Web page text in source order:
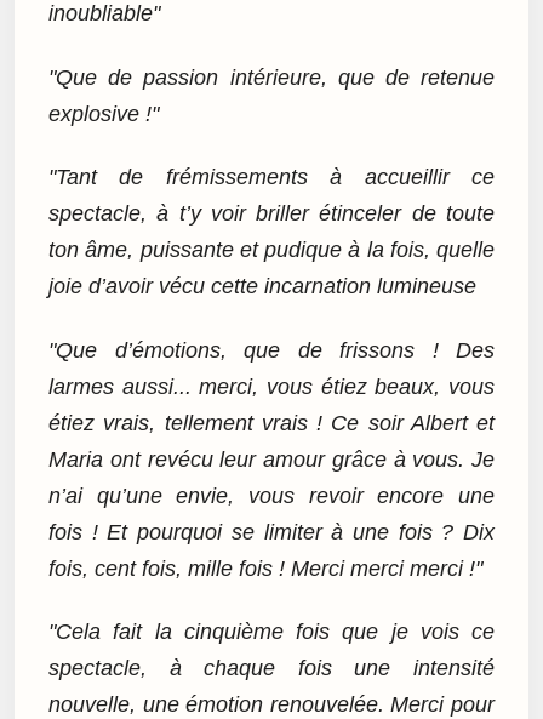
inoubliable"
"Que de passion intérieure, que de retenue
explosive !"
"Tant de frémissements à accueillir ce
spectacle, à t’y voir briller étinceler de toute
ton âme, puissante et pudique à la fois, quelle
joie d’avoir vécu cette incarnation lumineuse
"Que d’émotions, que de frissons ! Des
larmes aussi... merci, vous étiez beaux, vous
étiez vrais, tellement vrais ! Ce soir Albert et
Maria ont revécu leur amour grâce à vous. Je
n’ai qu’une envie, vous revoir encore une
fois ! Et pourquoi se limiter à une fois ? Dix
fois, cent fois, mille fois ! Merci merci merci !"
"Cela fait la cinquième fois que je vois ce
spectacle, à chaque fois une intensité
nouvelle, une émotion renouvelée. Merci pour